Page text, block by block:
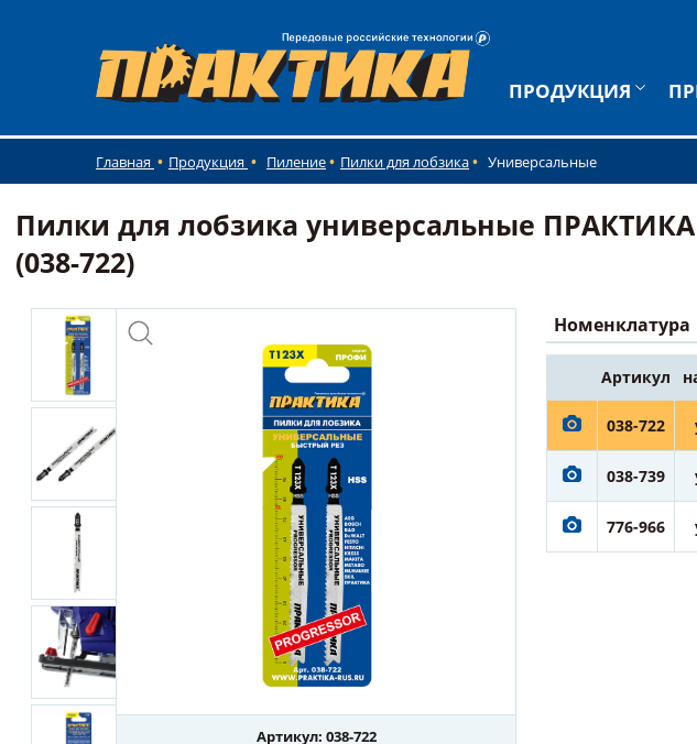
ПРОДУКЦИЯ
Главная Продукция Пиление Пилки для лобзика Универсальные
Пилки для лобзика универсальные ПРАКТИКА
(038-722)
Артикул: 038-722
Номенклатура
Артикул
038-722
038-739
776-966